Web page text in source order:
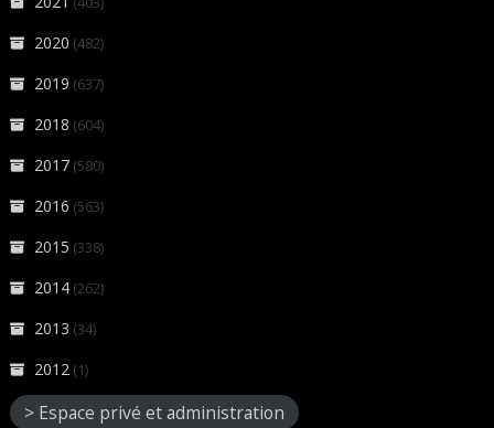
2020 (482)
2019 (637)
2018 (604)
2017 (580)
2016 (563)
2015 (338)
2014 (262)
2013 (34)
2012 (1)
> Espace privé et administration